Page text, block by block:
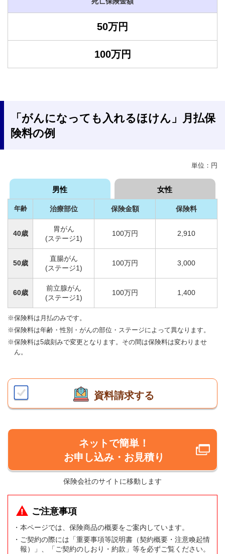
50万円
100万円
「がんになっても入れるほけん」月払保
険料の例
単位：円
男性 女性
年齢 治療部位 保険金額 保険料
40歳
胃がん
(ステージ1)
100万円 2,910
50歳
直腸がん
(ステージ1)
100万円 3,000
60歳
前立腺がん
(ステージ1)
100万円 1,400
※保険料は月払のみです。
※保険料は年齢・性別・がんの部位・ステージによって異なります。
※保険料は5歳刻みで変更となります。その間は保険料は変わりませ
ん。
資料請求する
ネットで簡単！
お申し込み・お見積り
保険会社のサイトに移動します
ご注意事項
・本ページでは、保険商品の概要をご案内しています。
・ご契約の際には「重要事項等説明書（契約概要・注意喚起情
報）」、「ご契約のしおり・約款」等を必ずご覧ください。